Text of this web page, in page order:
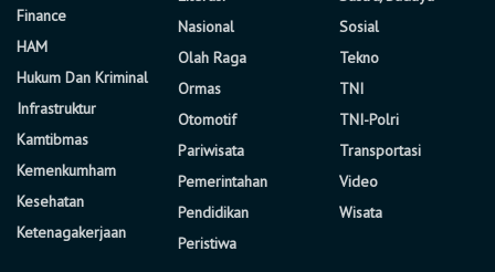
Finance
HAM
Hukum Dan Kriminal
Infrastruktur
Kamtibmas
Kemenkumham
Kesehatan
Ketenagakerjaan
Nasional
Olah Raga
Ormas
Otomotif
Pariwisata
Pemerintahan
Pendidikan
Peristiwa
Sosial
Tekno
TNI
TNI-Polri
Transportasi
Video
Wisata